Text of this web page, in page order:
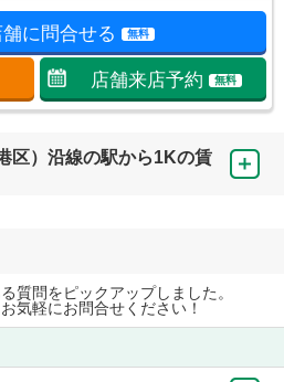
に問合せる 無料
店舗来店予約 無料
区）沿線の駅から1Kの賃
質問をピックアップしました。
気軽にお問合せください！